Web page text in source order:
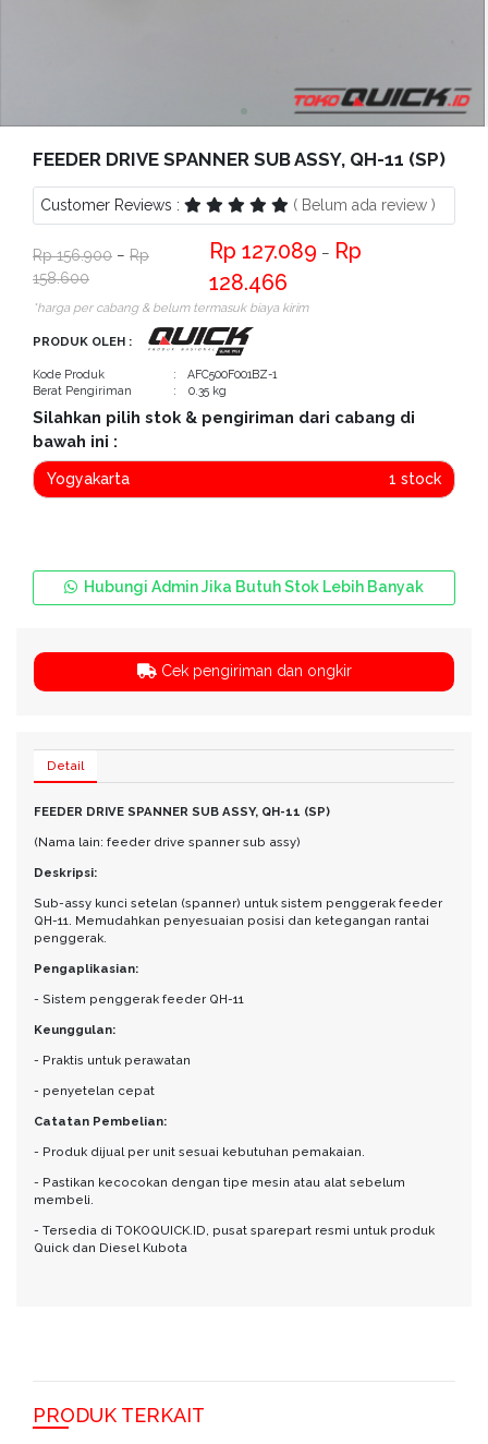
FEEDER DRIVE SPANNER SUB ASSY, QH-11 (SP)
Customer Reviews : ( Belum ada review )
156.900 −
158.600
127.089 −
128.466
*harga per cabang & belum termasuk biaya kirim
PRODUK OLEH :
Kode Produk
: AFC500F001BZ-1
Berat Pengiriman
: 0.35 kg
Silahkan pilih stok & pengiriman dari cabang di
bawah ini :
Yogyakarta 1 stock
Hubungi Admin Jika Butuh Stok Lebih Banyak
Cek pengiriman dan ongkir
Detail
FEEDER DRIVE SPANNER SUB ASSY, QH-11 (SP)
(Nama lain: feeder drive spanner sub assy)
Deskripsi:
Sub-assy kunci setelan (spanner) untuk sistem penggerak feeder
QH-11. Memudahkan penyesuaian posisi dan ketegangan rantai
penggerak.
Pengaplikasian:
- Sistem penggerak feeder QH-11
Keunggulan:
- Praktis untuk perawatan
- penyetelan cepat
Catatan Pembelian:
- Produk dijual per unit sesuai kebutuhan pemakaian.
- Pastikan kecocokan dengan tipe mesin atau alat sebelum
membeli.
- Tersedia di TOKOQUICK.ID, pusat sparepart resmi untuk produk
Quick dan Diesel Kubota
PRODUK TERKAIT